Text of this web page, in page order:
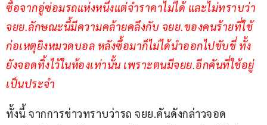
ซื้อจากอู่ซ่อมรถแห่งหนึ่งแต่จำราคาไม่ได้ และไม่ทราบว่า
จยย.ลักษณะนี้มีความคล้ายคลึงกับ จยย.ของคนร้ายที่ใช้
ก่อเหตุยิงหมวดบอล หลังซื้อมาก็ไม่ได้นำออกไปขับขี่ ทั้ง
ยังจอดทิ้งไว้ในห้องเท่านั้น เพราะตนมีจยย.อีกคันที่ใช้อยู่
เป็นประจำ
ทั้งนี้ จากการข่าวทราบว่ารถ จยย.คันดังกล่าวจอด